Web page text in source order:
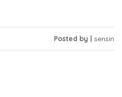
Posted by | sensin